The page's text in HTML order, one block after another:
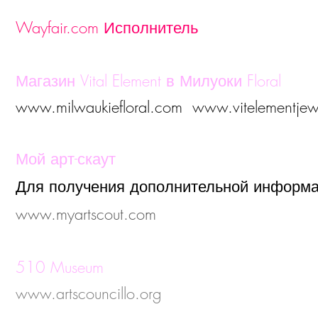
Wayfair.com Исполнитель
Магазин Vital Element в Милуоки Floral
www.milwaukiefloral.com www.
Мой арт-скаут
Для получения дополнительной
www.myartscout.com
510 Museum
www.artscouncillo.org